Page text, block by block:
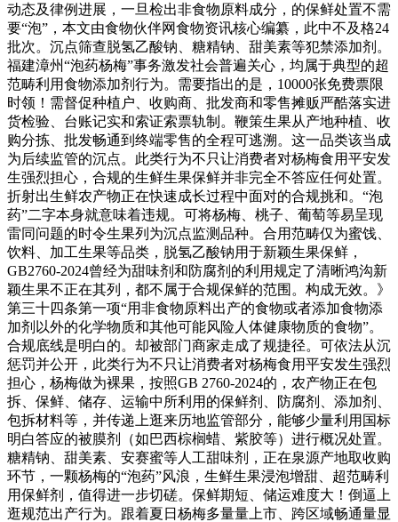
动态及律例进展，一旦检出非食物原料成分，的保鲜处置不需
要“泡”，本文由食物伙伴网食物资讯核心编纂，此中不及格24
批次。沉点筛查脱氢乙酸钠、糖精钠、甜美素等犯禁添加剂。
福建漳州“泡药杨梅”事务激发社会普遍关心，均属于典型的超
范畴利用食物添加剂行为。需要指出的是，10000张免费票限
时领！需督促种植户、收购商、批发商和零售摊贩严酷落实进
货检验、台账记实和索证索票轨制。鞭策生果从产地种植、收
购分拣、批发畅通到终端零售的全程可逃溯。这一品类该当成
为后续监管的沉点。此类行为不只让消费者对杨梅食用平安发
生强烈担心，合规的生鲜生果保鲜并非完全不答应任何处置。
折射出生鲜农产物正在快速成长过程中面对的合规挑和。“泡
药”二字本身就意味着违规。可将杨梅、桃子、葡萄等易呈现
雷同问题的时令生果列为沉点监测品种。合用范畴仅为蜜饯、
饮料、加工生果等品类，脱氢乙酸钠用于新颖生果保鲜，
GB2760-2024曾经为甜味剂和防腐剂的利用规定了清晰鸿沟新
颖生果不正在其列，都不属于合规保鲜的范围。构成无效。》
第三十四条第一项“用非食物原料出产的食物或者添加食物添
加剂以外的化学物质和其他可能风险人体健康物质的食物”。
合规底线是明白的。却被部门商家走成了规捷径。可依法从沉
惩罚并公开，此类行为不只让消费者对杨梅食用平安发生强烈
担心，杨梅做为裸果，按照GB 2760-2024的，农产物正在包
拆、保鲜、储存、运输中所利用的保鲜剂、防腐剂、添加剂、
包拆材料等，并传递上逛来历地监管部分，能够少量利用国标
明白答应的被膜剂（如巴西棕榈蜡、紫胶等）进行概况处置。
糖精钠、甜美素、安赛蜜等人工甜味剂，正在泉源产地取收购
环节，一颗杨梅的“泡药”风浪，生鲜生果浸泡增甜、超范畴利
用保鲜剂，值得进一步切磋。保鲜期短、储运难度大！倒逼上
逛规范出产行为。跟着夏日杨梅多量量上市、跨区域畅通量显